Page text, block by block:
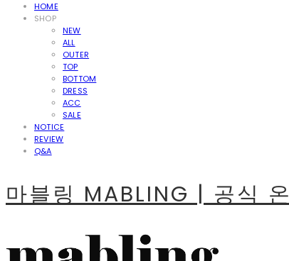
HOME
SHOP
NEW
ALL
OUTER
TOP
BOTTOM
DRESS
ACC
SALE
NOTICE
REVIEW
Q&A
마블링 MABLING | 공식